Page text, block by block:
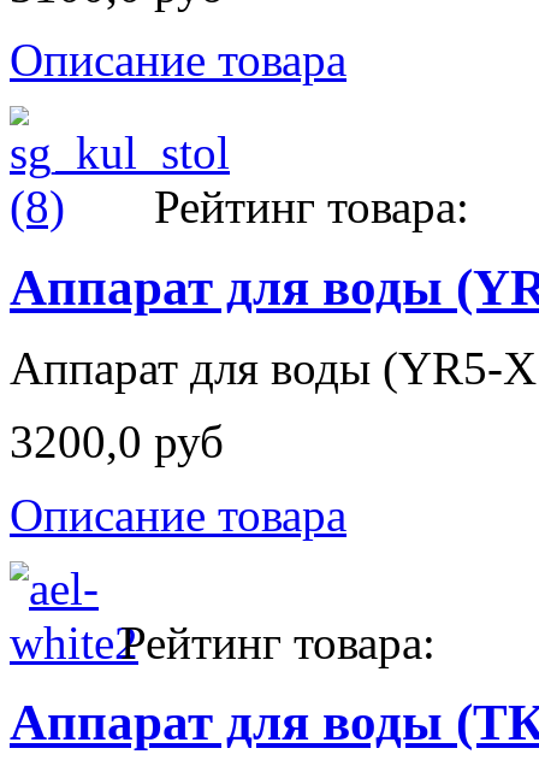
Описание товара
Рейтинг товара:
Аппарат для воды
Аппарат для воды (YR5-
3200,0 руб
Описание товара
Рейтинг товара:
Аппарат для воды